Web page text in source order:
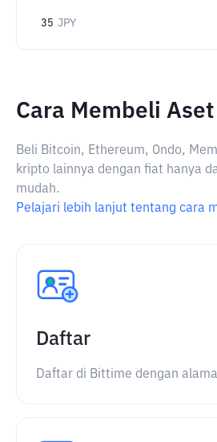
35 JPY
Cara Membeli
Beli Bitcoin, Ethereum, Ondo,
kripto lainnya dengan fiat hanya
mudah.
Pelajari lebih lanjut tentang cara
Daftar
Daftar di Bittime dengan